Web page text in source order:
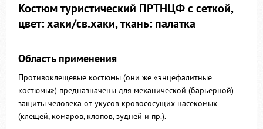
Костюм туристический ПРТНЦФ с сеткой,
цвет: хаки/св.хаки, ткань: палатка
Область применения
Противоклещевые костюмы (они же «энцефалитные
костюмы») предназначены для механической (барьерной)
защиты человека от укусов кровососущих насекомых
(клещей, комаров, клопов, зудней и пр.).